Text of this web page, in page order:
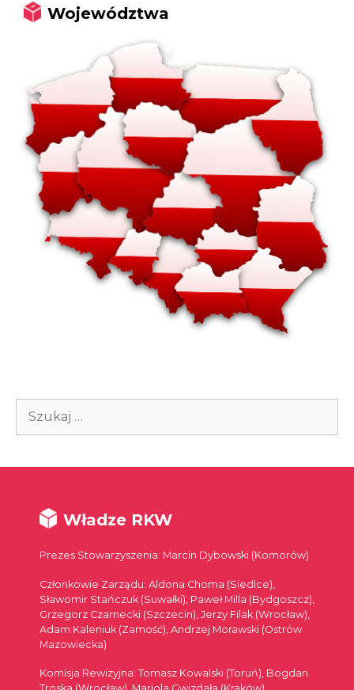
Województwa
Szukaj:
Władze RKW
Prezes Stowarzyszenia: Marcin Dybowski (Komorów)
Członkowie Zarządu: Aldona Choma (Siedlce),
Sławomir Stańczuk (Suwałki), Paweł Milla (Bydgoszcz),
Grzegorz Czarnecki (Szczecin), Jerzy Filak (Wrocław),
Adam Kaleniuk (Zamość), Andrzej Morawski (Ostrów
Mazowiecka)
Komisja Rewizyjna: Tomasz Kowalski (Toruń), Bogdan